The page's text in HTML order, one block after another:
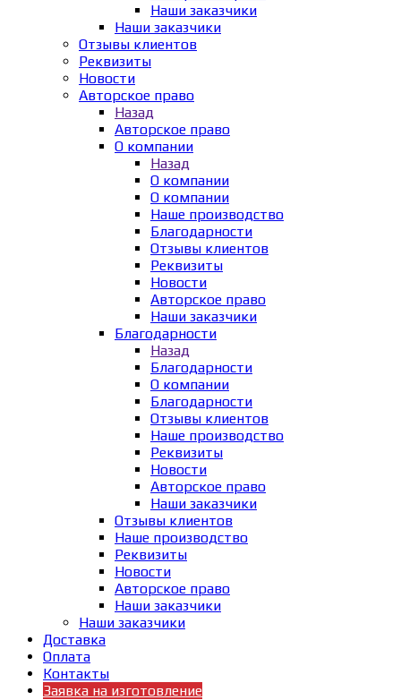
Наши заказчики
Наши заказчики
Отзывы клиентов
Реквизиты
Новости
Авторское право
Назад
Авторское право
О компании
Назад
О компании
О компании
Наше производство
Благодарности
Отзывы клиентов
Реквизиты
Новости
Авторское право
Наши заказчики
Благодарности
Назад
Благодарности
О компании
Благодарности
Отзывы клиентов
Наше производство
Реквизиты
Новости
Авторское право
Наши заказчики
Отзывы клиентов
Наше производство
Реквизиты
Новости
Авторское право
Наши заказчики
Наши заказчики
Доставка
Оплата
Контакты
Заявка на изготовление